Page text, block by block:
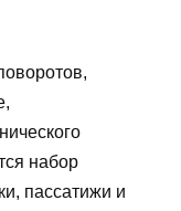
набор
пассатижи и